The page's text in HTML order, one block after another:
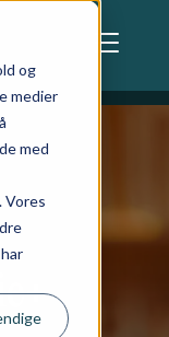
og
medier
med
Vores